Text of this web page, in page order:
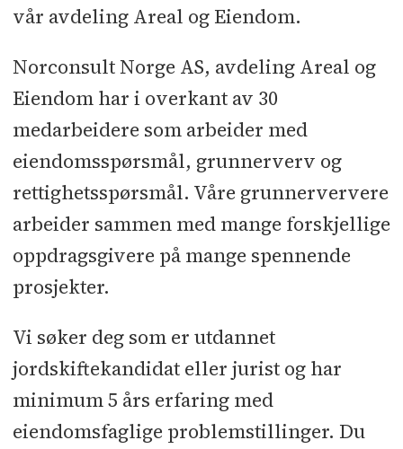
vår avdeling Areal og Eiendom.
Norconsult Norge AS, avdeling Areal og
Eiendom har i overkant av 30
medarbeidere som arbeider med
eiendomsspørsmål, grunnerverv og
rettighetsspørsmål. Våre grunnerververe
arbeider sammen med mange forskjellige
oppdragsgivere på mange spennende
prosjekter.
Vi søker deg som er utdannet
jordskiftekandidat eller jurist og har
minimum 5 års erfaring med
eiendomsfaglige problemstillinger. Du